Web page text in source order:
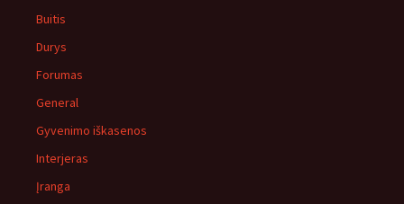
Buitis
Durys
Forumas
General
Gyvenimo iškasenos
Interjeras
Įranga